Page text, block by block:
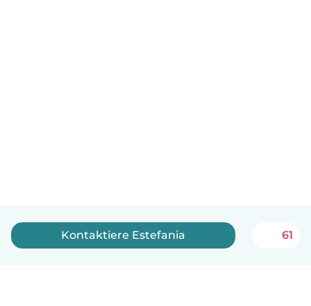
Kontaktiere Estefania 61